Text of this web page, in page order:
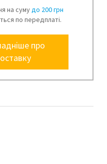
на сумудо 200 грн
по передплаті.
про